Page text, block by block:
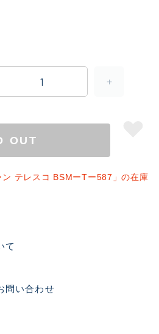
OUT
ン テレスコ BSMーTー587」の在庫
て
問い合わせ